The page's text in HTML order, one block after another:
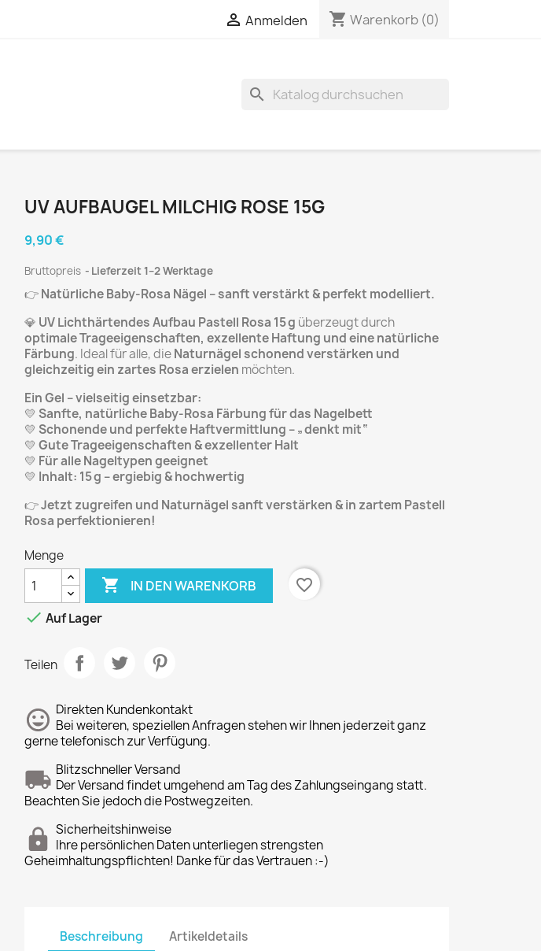
 Anmelden shopping_cart Warenkorb (0)
search
UV AUFBAUGEL MILCHIG ROSE 15G
9,90 €
Bruttopreis Lieferzeit 1–2 Werktage
👉Natürliche Baby-Rosa Nägel – sanft verstärkt & perfekt modelliert.
💎 UV Lichthärtendes Aufbau Pastell Rosa 15 g überzeugt durch
optimale Trageeigenschaften, exzellente Haftung und eine natürliche
Färbung. Ideal für alle, dieNaturnägel schonend verstärken und
gleichzeitig ein zartes Rosa erzielen möchten.
Ein Gel – vielseitig einsetzbar:
💛 Sanfte, natürliche Baby-Rosa Färbung für das Nagelbett
💛 Schonende und perfekte Haftvermittlung – „denkt mit“
💛 Gute Trageeigenschaften & exzellenter Halt
💛 Für alle Nageltypen geeignet
💛 Inhalt: 15 g – ergiebig & hochwertig
👉Jetzt zugreifen und Naturnägel sanft verstärken & in zartem Pastell
Rosa perfektionieren!
Menge
 IN DEN WARENKORB
favorite_border
 Auf Lager
Teilen
Direkten Kundenkontakt
Bei weiteren, speziellen Anfragen stehen wir Ihnen jederzeit ganz
gerne telefonisch zur Verfügung.
Blitzschneller Versand
Der Versand findet umgehend am Tag des Zahlungseingang statt.
Beachten Sie jedoch die Postwegzeiten.
Sicherheitshinweise
Ihre persönlichen Daten unterliegen strengsten
Geheimhaltungspflichten! Danke für das Vertrauen :-)
Beschreibung Artikeldetails